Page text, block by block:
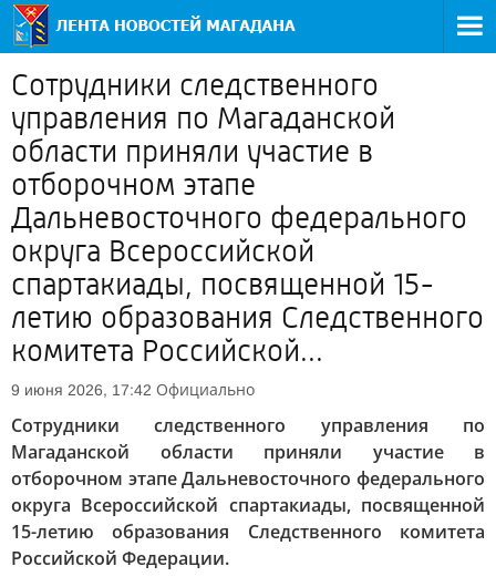
Сотрудники следственного
управления по Магаданской
области приняли участие в
отборочном этапе
Дальневосточного федерального
округа Всероссийской
спартакиады, посвященной 15-
летию образования Следственного
комитета Российской...
9 июня 2026, 17:42 Официально
Сотрудники следственного управления по
Магаданской области приняли участие в
отборочном этапе Дальневосточного федерального
округа Всероссийской спартакиады, посвященной
15-летию образования Следственного комитета
Российской Федерации.